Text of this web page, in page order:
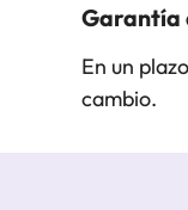
Garantía
En un
cambio.